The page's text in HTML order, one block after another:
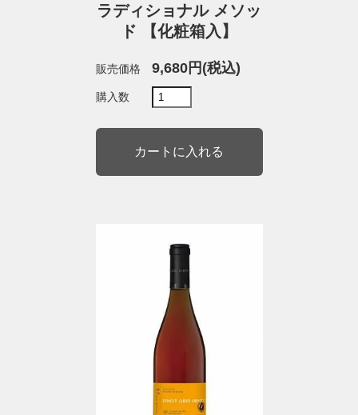
ラディショナル メソッ
ド 【化粧箱入】
販売価格 9,680円(税込)
購入数